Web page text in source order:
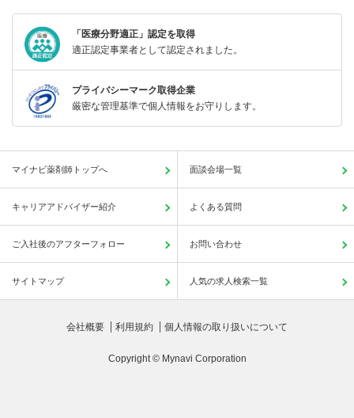
「医療分野適正」認定を取得
適正認定事業者として認定されました。
プライバシーマーク取得企業
厳密な管理基準で個人情報をお守りします。
マイナビ薬剤師トップへ 面談会場一覧
キャリアアドバイザー紹介 よくある質問
ご入社後のアフターフォロー お問い合わせ
サイトマップ 人気の求人検索一覧
会社概要 利用規約 個人情報の取り扱いについて
Copyright © Mynavi Corporation